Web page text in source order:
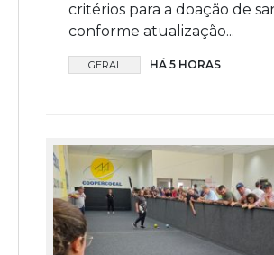
critérios para a doação de
conforme atualização...
GERAL HÁ 5 HORAS